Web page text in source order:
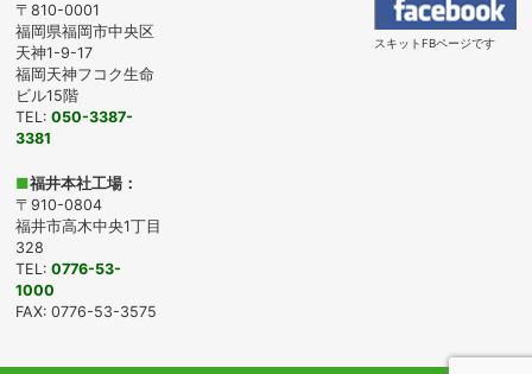
〒810-0001
福岡県福岡市中央区
天神1-9-17
福岡天神フコク生命
ビル15階
TEL:050-3387-
3381
■福井本社工場：
〒910-0804
福井市高木中央1丁目
328
TEL:0776-53-
1000
FAX: 0776-53-3575
スキットFBページです